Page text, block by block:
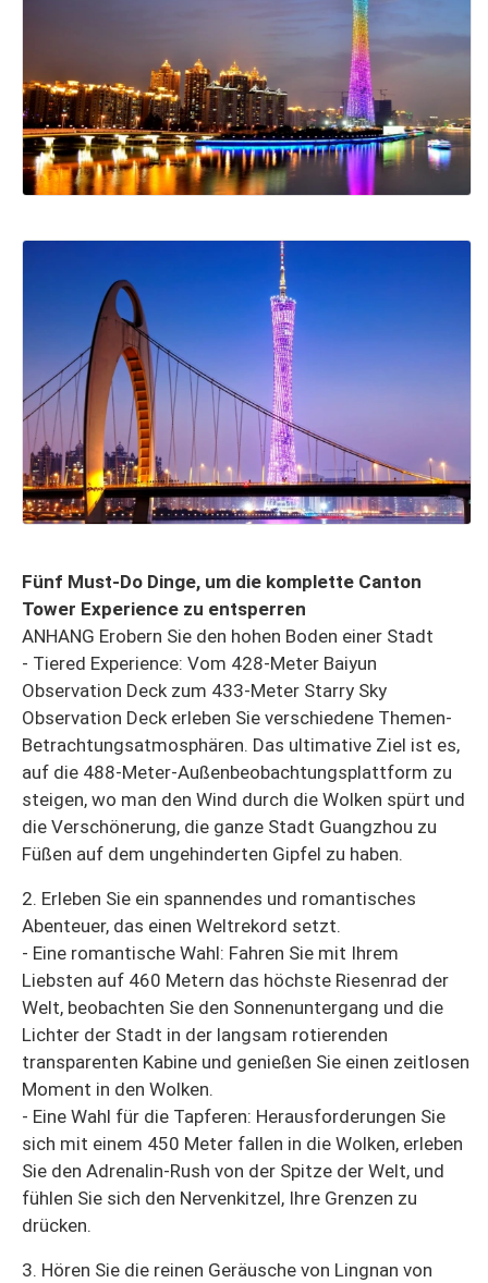
Fünf Must-Do Dinge, um die komplette Canton
Tower Experience zu entsperren
ANHANG Erobern Sie den hohen Boden einer Stadt
- Tiered Experience: Vom 428-Meter Baiyun
Observation Deck zum 433-Meter Starry Sky
Observation Deck erleben Sie verschiedene Themen-
Betrachtungsatmosphären. Das ultimative Ziel ist es,
auf die 488-Meter-Außenbeobachtungsplattform zu
steigen, wo man den Wind durch die Wolken spürt und
die Verschönerung, die ganze Stadt Guangzhou zu
Füßen auf dem ungehinderten Gipfel zu haben.
2. Erleben Sie ein spannendes und romantisches
Abenteuer, das einen Weltrekord setzt.
- Eine romantische Wahl: Fahren Sie mit Ihrem
Liebsten auf 460 Metern das höchste Riesenrad der
Welt, beobachten Sie den Sonnenuntergang und die
Lichter der Stadt in der langsam rotierenden
transparenten Kabine und genießen Sie einen zeitlosen
Moment in den Wolken.
- Eine Wahl für die Tapferen: Herausforderungen Sie
sich mit einem 450 Meter fallen in die Wolken, erleben
Sie den Adrenalin-Rush von der Spitze der Welt, und
fühlen Sie sich den Nervenkitzel, Ihre Grenzen zu
drücken.
3. Hören Sie die reinen Geräusche von Lingnan von